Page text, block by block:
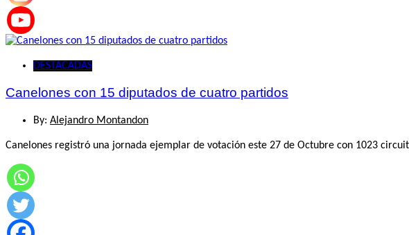
DESTACADAS
Canelones con 15 diputados de cuatro partidos
By: Alejandro Montandon
Canelones registró una jornada ejemplar de votación este 27 de Octubre con 1023